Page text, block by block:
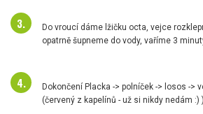
Do vroucí dáme lžičku octa, vejce
opatrně šupneme do vody, vaříme 3
Dokončení Placka -> polníček -> losos ->
(červený z kapelínů - už si nikdy nedám :) )